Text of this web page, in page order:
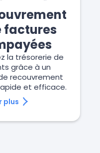
factures
la trésorerie de
grâce à un
recouvrement
et efficace.
plus